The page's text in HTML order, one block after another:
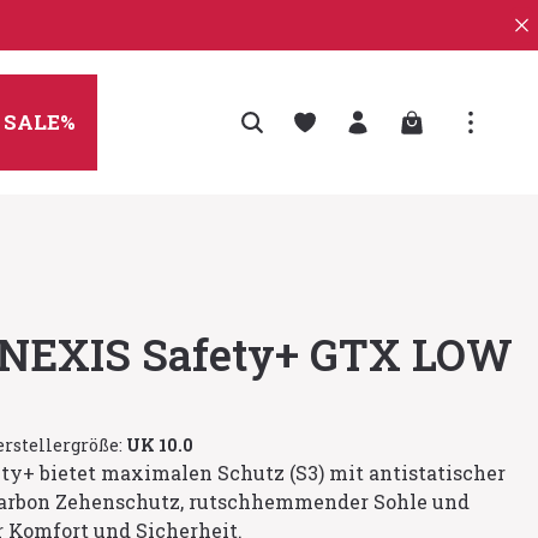
SALE% Warenkorb
Safety+ GTX LOW
UK 10.0
bietet maximalen Schutz (S3) mit antistatischer
Zehenschutz, rutschhemmender Sohle und
Komfort und Sicherheit.